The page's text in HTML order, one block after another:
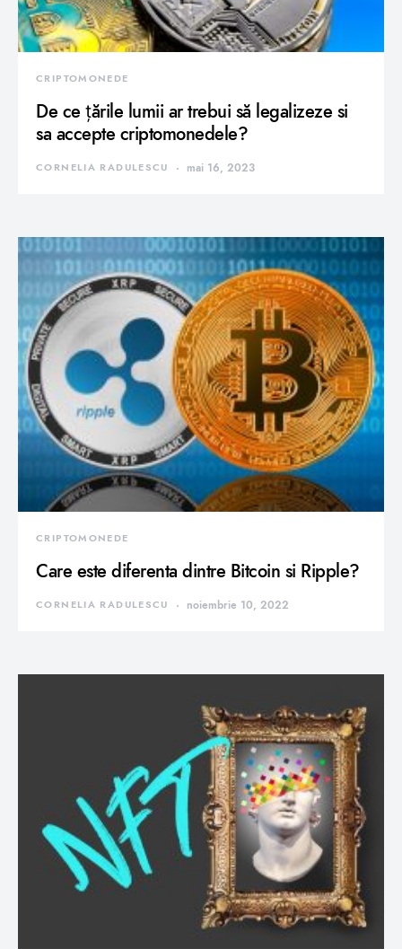
CRIPTOMONEDE
De ce țările lumii ar trebui să legalizeze si
sa accepte criptomonedele?
CORNELIA RADULESCU mai 16, 2023
CRIPTOMONEDE
Care este diferenta dintre Bitcoin si Ripple?
CORNELIA RADULESCU noiembrie 10, 2022